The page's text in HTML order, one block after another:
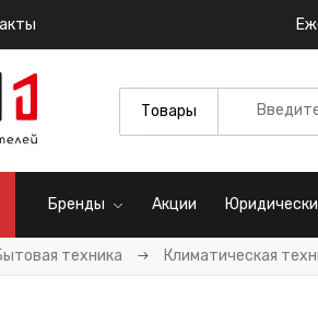
Бренды Акции
техника Климатическая